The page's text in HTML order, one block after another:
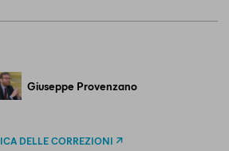
Giuseppe Provenzano
DELLE CORREZIONI